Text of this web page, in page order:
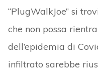
“PlugWalkJoe” si
che non possa
dell’epidemia di
infiltrato sarebbe